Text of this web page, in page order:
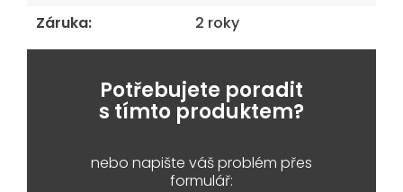
Záruka: 2 roky
Potřebujete poradit
s tímto produktem?
nebo napište váš problém přes
formulář: